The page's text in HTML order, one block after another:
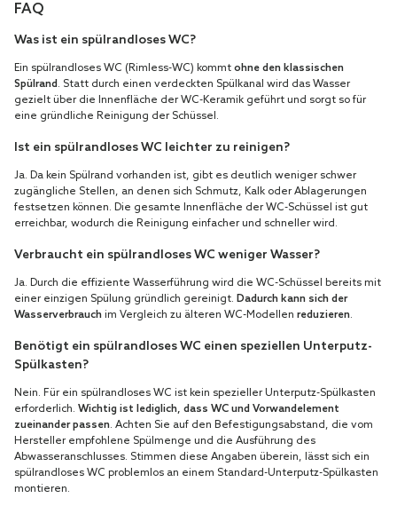
FAQ
Was ist ein spülrandloses WC?
Ein spülrandloses WC (Rimless-WC) kommt ohne den klassischen
Spülrand. Statt durch einen verdeckten Spülkanal wird das Wasser
gezielt über die Innenfläche der WC-Keramik geführt und sorgt so für
eine gründliche Reinigung der Schüssel.
Ist ein spülrandloses WC leichter zu reinigen?
Ja. Da kein Spülrand vorhanden ist, gibt es deutlich weniger schwer
zugängliche Stellen, an denen sich Schmutz, Kalk oder Ablagerungen
festsetzen können. Die gesamte Innenfläche der WC-Schüssel ist gut
erreichbar, wodurch die Reinigung einfacher und schneller wird.
Verbraucht ein spülrandloses WC weniger Wasser?
Ja. Durch die effiziente Wasserführung wird die WC-Schüssel bereits mit
einer einzigen Spülung gründlich gereinigt. Dadurch kann sich der
Wasserverbrauch im Vergleich zu älteren WC-Modellen reduzieren.
Benötigt ein spülrandloses WC einen speziellen Unterputz-
Spülkasten?
Nein. Für ein spülrandloses WC ist kein spezieller Unterputz-Spülkasten
erforderlich. Wichtig ist lediglich, dass WC und Vorwandelement
zueinander passen. Achten Sie auf den Befestigungsabstand, die vom
Hersteller empfohlene Spülmenge und die Ausführung des
Abwasseranschlusses. Stimmen diese Angaben überein, lässt sich ein
spülrandloses WC problemlos an einem Standard-Unterputz-Spülkasten
montieren.